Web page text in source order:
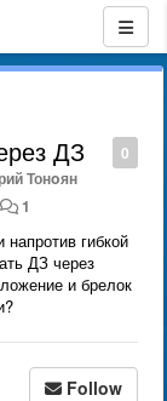
0
ДЗ
Тонoян
1
гибкой
ДЗ через
и брелок
Follow